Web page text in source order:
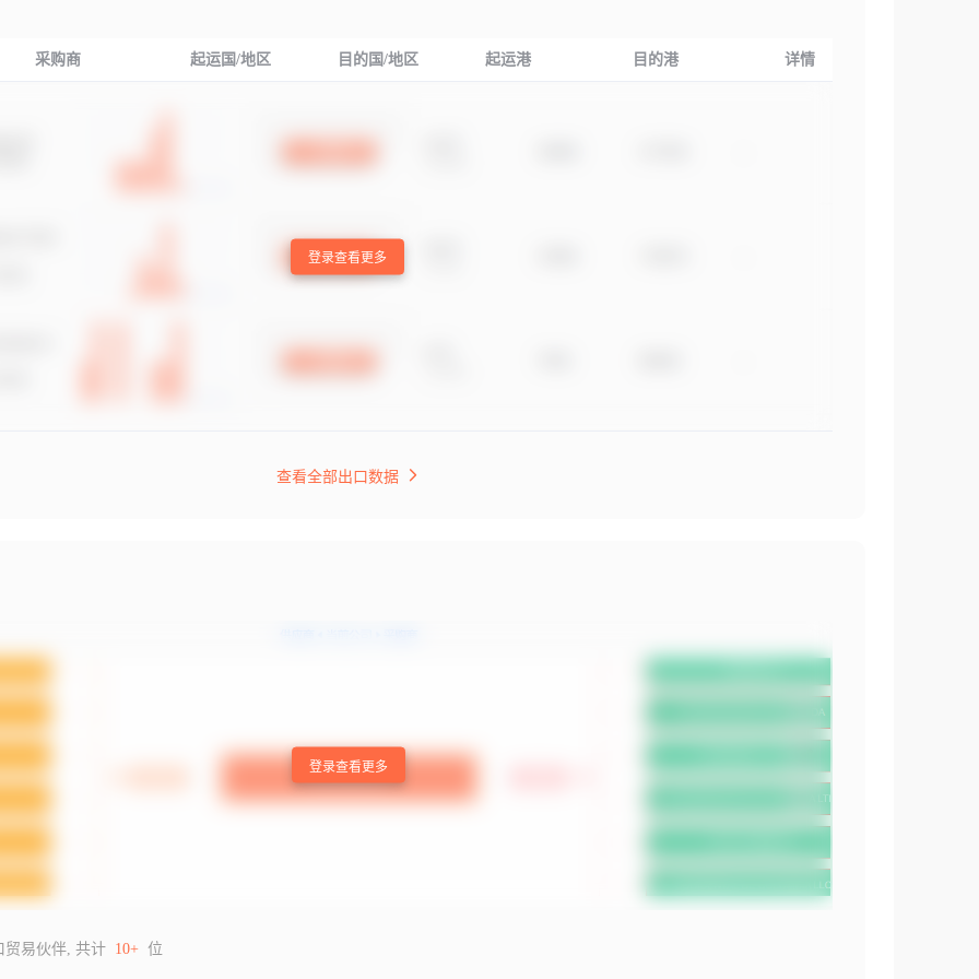
采购商 起运国/地区 目的国/地区 起运港 目的港 详情
登录查看更多
查看全部出口数据
登录查看更多
贸易伙伴, 共计 10+ 位